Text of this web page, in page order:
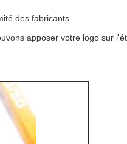
des fabricants.
apposer votre logo sur